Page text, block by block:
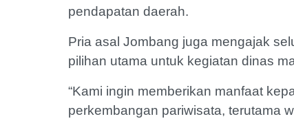
pendapatan daerah.
Pria asal Jombang juga mengajak
pilihan utama untuk kegiatan dinas
“Kami ingin memberikan manfaat
perkembangan pariwisata, terutama